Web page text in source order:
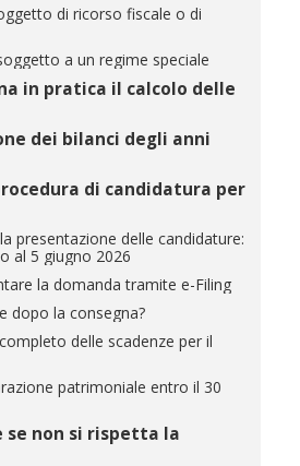
di ricorso fiscale o di
a un regime speciale
in pratica il calcolo delle
dei bilanci degli anni
di candidatura per
presentazione delle candidature:
al 5 giugno 2026
la domanda tramite e-Filing
dopo la consegna?
delle scadenze per il
patrimoniale entro il 30
se non si rispetta la